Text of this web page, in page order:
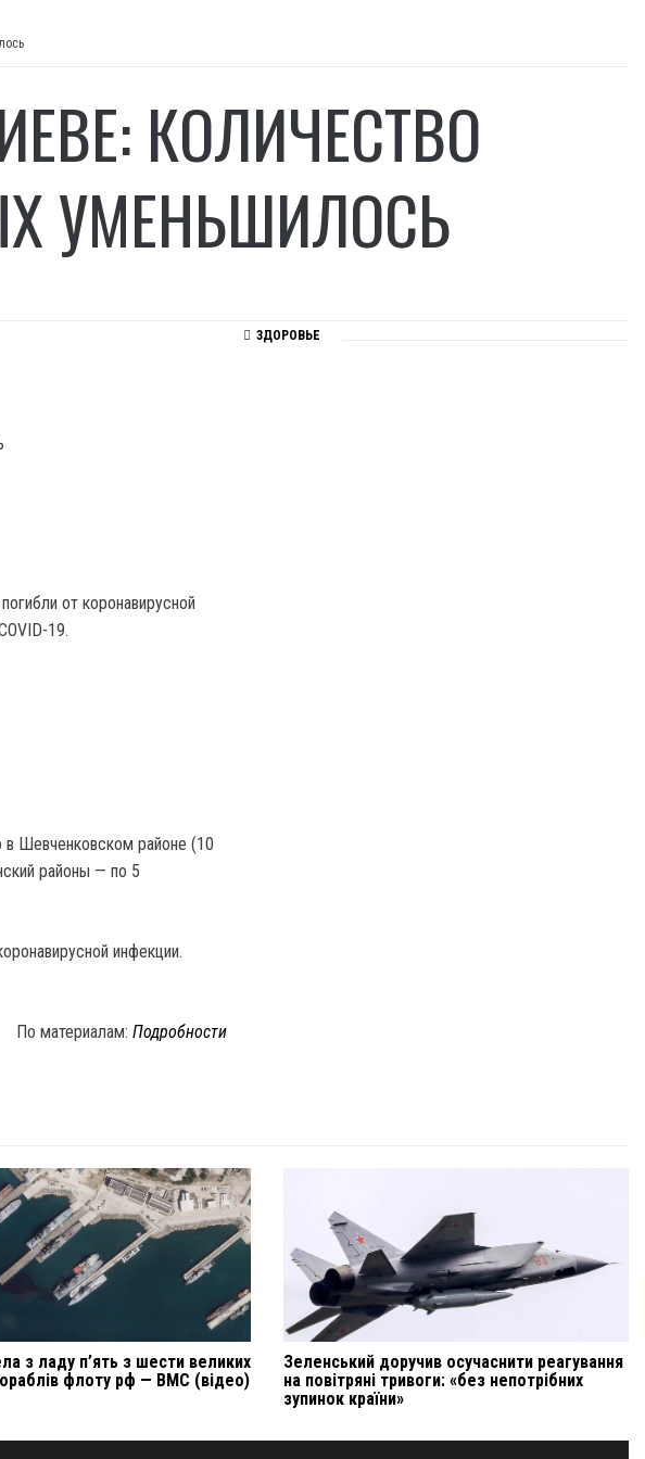
КОЛИЧЕСТВО
УМЕНЬШИЛОСЬ
от коронавирусной
19.
в Шевченковском районе (10
районы — по 5
инфекции.
По материалам:Подробности
ЗДОРОВЬЕ
з ладу п’ять з шести великих
флоту рф — ВМС (відео)
Зеленський доручив осучаснити реагування
на повітряні тривоги: «без непотрібних
зупинок країни»